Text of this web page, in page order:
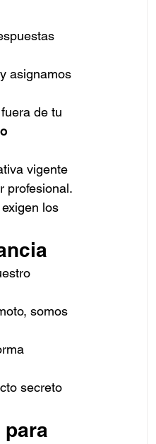
asignamos
de tu
vigente
profesional.
los
somos
secreto
para